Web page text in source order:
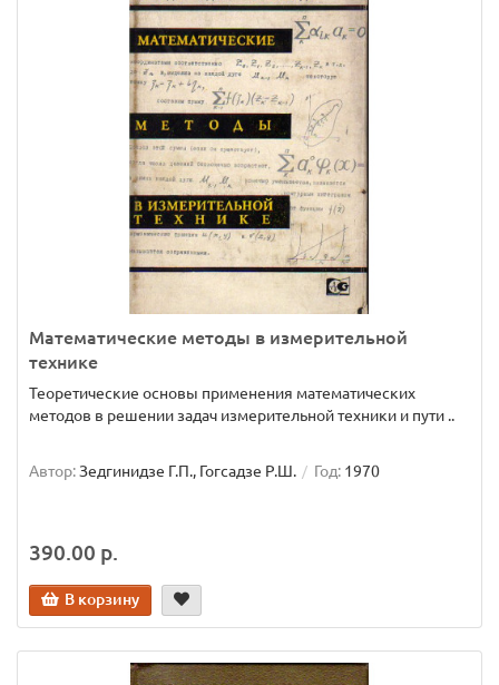
Математические методы в измерительной
технике
Теоретические основы применения математических
методов в решении задач измерительной техники и пути ..
Автор:Зедгинидзе Г.П., Гогсадзе Р.Ш. Год: 1970
390.00 р.
В корзину